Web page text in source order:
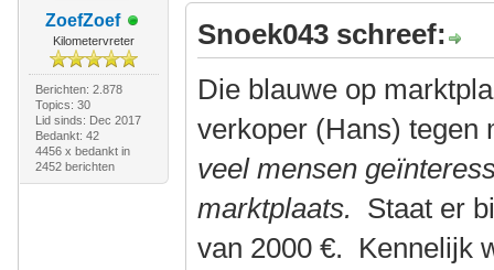
ZoefZoef
Kilometervreter
Berichten: 2.878
Topics: 30
Lid sinds: Dec 2017
Bedankt: 42
4456 x bedankt in
2452 berichten
Snoek043 schreef:
Die blauwe op
verkoper (Hans) tegen
veel mensen
marktplaats. Staat er
van 2000 €. Kennelijk